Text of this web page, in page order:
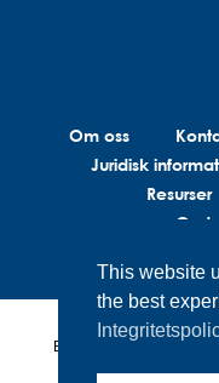
Om oss
Juridisk
Resurser
BrainLit®s produkter och
This website
the best